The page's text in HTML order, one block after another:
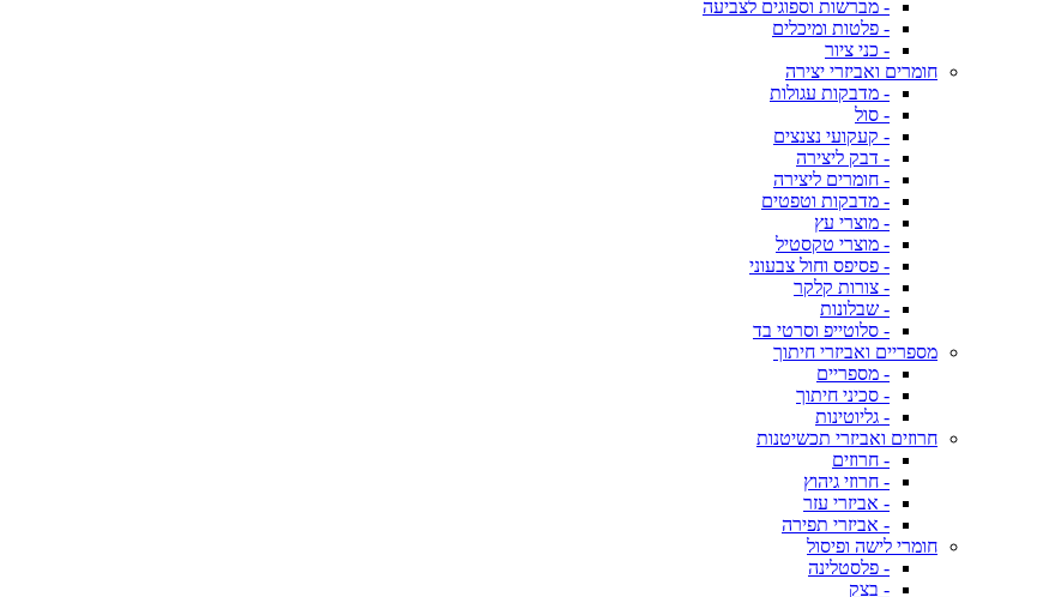
- מברשות וספוגים לצביעה
- פלטות ומיכלים
- כני ציור
חומרים ואביזרי יצירה
- מדבקות עגולות
- סול
- קעקועי נצנצים
- דבק ליצירה
- חומרים ליצירה
- מדבקות וטפטים
- מוצרי עץ
- מוצרי טקסטיל
- פסיפס וחול צבעוני
- צורות קלקר
- שבלונות
- סלוטייפ וסרטי בד
מספריים ואביזרי חיתוך
- מספריים
- סכיני חיתוך
- גליוטינות
חרוזים ואביזרי תכשיטנות
- חרוזים
- חרוזי גיהוץ
- אביזרי עזר
- אביזרי תפירה
חומרי לישה ופיסול
- פלסטלינה
- בצק